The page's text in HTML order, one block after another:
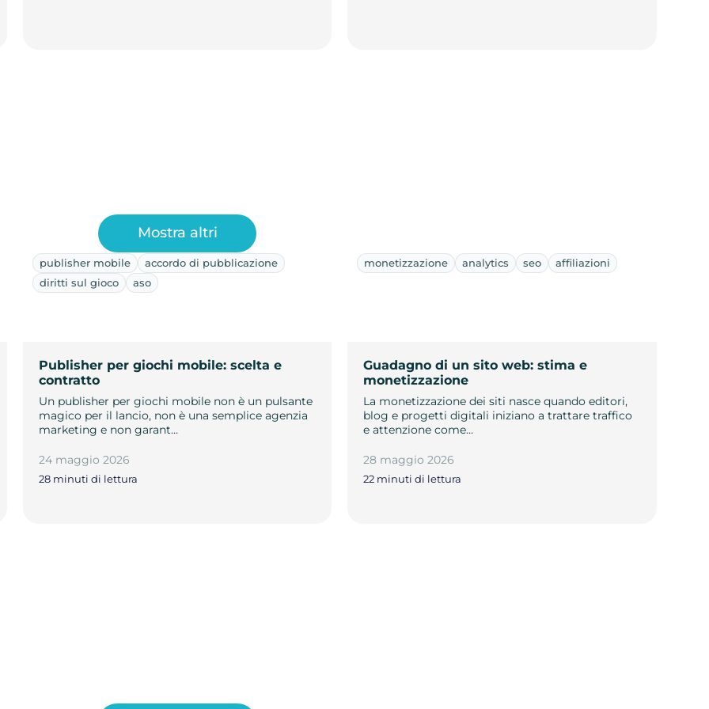
publisher mobile
accordo di pubblicazione
diritti sul gioco
aso
Publisher per giochi mobile: scelta e
contratto
Un publisher per giochi mobile non è un pulsante
magico per il lancio, non è una semplice agenzia
marketing e non garant…
24 maggio 2026
28 minuti di lettura
monetizzazione analytics seo affiliazioni
Guadagno di un sito web: stima e
monetizzazione
La monetizzazione dei siti nasce quando editori,
blog e progetti digitali iniziano a trattare traffico
e attenzione come…
28 maggio 2026
22 minuti di lettura
Mostra altri